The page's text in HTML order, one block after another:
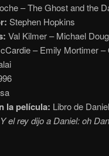
– The Ghost and the
Stephen Hopkins
Val Kilmer – Michael
– Emily Mortimer
la película: Libro de
el rey dijo a Daniel: oh